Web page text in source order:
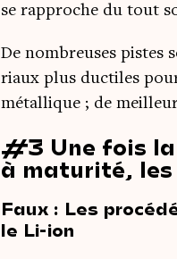
se rap­proche du tout
De nom­breuses pistes
riaux plus duc­tiles
métal­lique ; de
#3 Une fois
à maturité,
Faux : Les
le Li-ion